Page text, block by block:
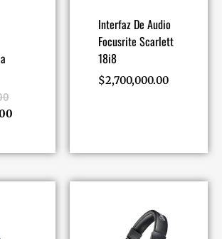
Interfaz De Audio
Focusrite Scarlett
18i8
$2,700,000.00